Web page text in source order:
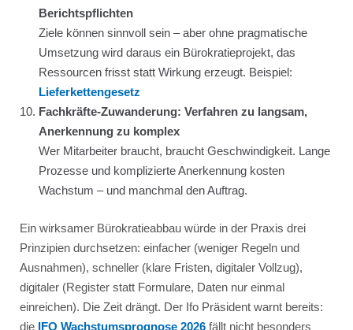
Berichtspflichten
Ziele können sinnvoll sein – aber ohne pragmatische
Umsetzung wird daraus ein Bürokratieprojekt, das
Ressourcen frisst statt Wirkung erzeugt. Beispiel:
Lieferkettengesetz
Fachkräfte-Zuwanderung: Verfahren zu langsam,
Anerkennung zu komplex
Wer Mitarbeiter braucht, braucht Geschwindigkeit. Lange
Prozesse und komplizierte Anerkennung kosten
Wachstum – und manchmal den Auftrag.
Ein wirksamer Bürokratieabbau würde in der Praxis drei
Prinzipien durchsetzen: einfacher (weniger Regeln und
Ausnahmen), schneller (klare Fristen, digitaler Vollzug),
digitaler (Register statt Formulare, Daten nur einmal
einreichen). Die Zeit drängt. Der Ifo Präsident warnt bereits:
die IFO Wachstumsprognose 2026fällt nicht besonders